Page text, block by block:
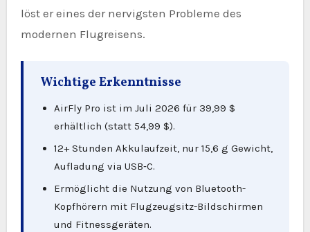
löst er eines der nervigsten Probleme des
modernen Flugreisens.
Wichtige Erkenntnisse
AirFly Pro ist im Juli 2026 für 39,99 $
erhältlich (statt 54,99 $).
12+ Stunden Akkulaufzeit, nur 15,6 g Gewicht,
Aufladung via USB‑C.
Ermöglicht die Nutzung von Bluetooth-
Kopfhörern mit Flugzeugsitz-Bildschirmen
und Fitnessgeräten.